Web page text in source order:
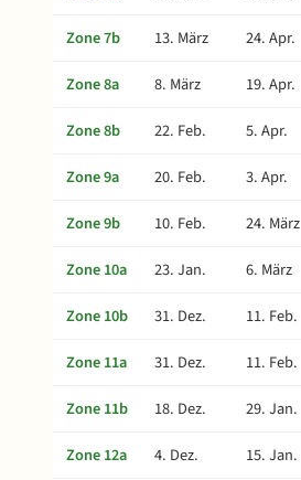
Zone 7b
13. März 24. Apr.
Zone 8a
8. März 19. Apr.
Zone 8b
22. Feb. 5. Apr.
Zone 9a
20. Feb. 3. Apr.
Zone 9b
10. Feb. 24. März
Zone 10a
23. Jan. 6. März
Zone 10b
31. Dez. 11. Feb.
Zone 11a
31. Dez. 11. Feb.
Zone 11b
18. Dez. 29. Jan.
Zone 12a
4. Dez. 15. Jan.